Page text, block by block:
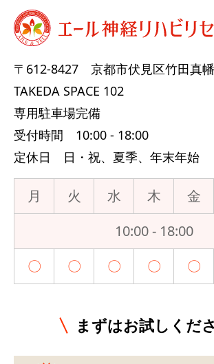
〒612-8427 京都市伏見区竹田真
TAKEDA SPACE 102
専用駐車場完備
受付時間 10:00 - 18:00
定休日 日・祝、夏季、年末年始
月 火 水 木 金
10:00 - 18:00
〇
〇 〇 〇 〇
まずはお試しくだ